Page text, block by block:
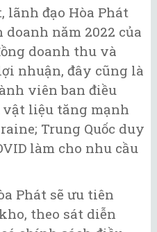
lãnh đạo Hòa Phát
năm 2022 của
doanh thu và
nhuận, đây cũng là
viên ban điều
liệu tăng mạnh
Trung Quốc duy
làm cho nhu cầu
Phát sẽ ưu tiên
theo sát diễn